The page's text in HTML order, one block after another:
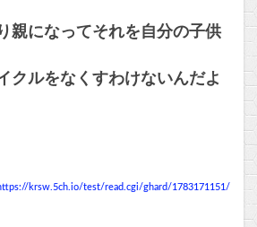
親になってそれを自分の子供
クルをなくすわけないんだよ
krsw.5ch.io/test/read.cgi/ghard/1783171151/